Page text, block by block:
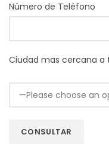
Número de Teléfono
Ciudad mas cercana a